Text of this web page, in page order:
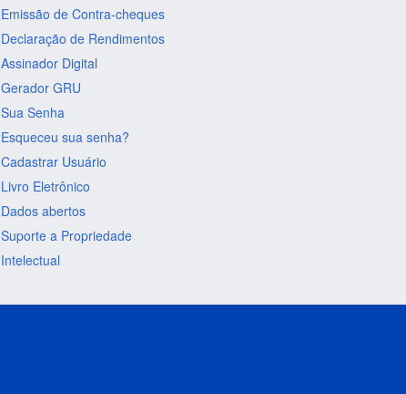
Emissão de Contra-cheques
Declaração de Rendimentos
Assinador Digital
Gerador GRU
Sua Senha
Esqueceu sua senha?
Cadastrar Usuário
Livro Eletrônico
Dados abertos
Suporte a Propriedade
Intelectual